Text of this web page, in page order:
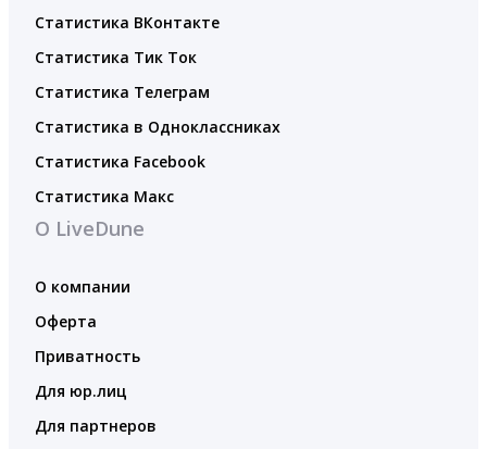
Статистика ВКонтакте
Статистика Тик Ток
Статистика Телеграм
Статистика в Одноклассниках
Статистика Facebook
Статистика Макс
О LiveDune
О компании
Оферта
Приватность
Для юр.лиц
Для партнеров